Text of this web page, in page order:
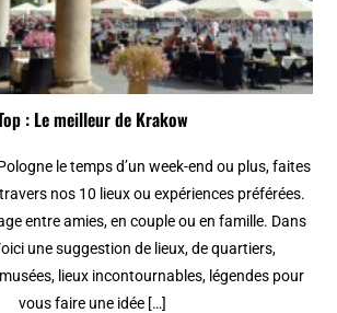
: Le meilleur de Krakow
le temps d’un week-end ou plus, faites
nos 10 lieux ou expériences préférées.
entre amies, en couple ou en famille. Dans
une suggestion de lieux, de quartiers,
lieux incontournables, légendes pour
vous faire une idée […]